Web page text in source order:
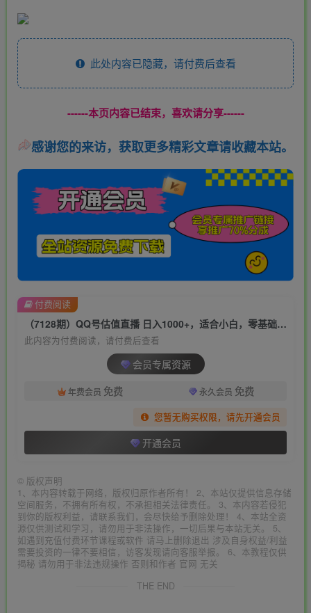
此处内容已隐藏，请付费后查看
------本页内容已结束，喜欢请分享------
感谢您的来访，获取更多精彩文章请收藏本站。
（7128期）QQ号估值直播 日入1000+，适合小白，零基础零投入【附完整软件 + 视频教…
此内容为付费阅读，请付费后查看
会员专属资源
年费会员 免费 永久会员 免费
您暂无购买权限，请先开通会员
开通会员
付费阅读
© 版权声明
1、本内容转载于网络，版权归原作者所有！ 2、本站仅提供信息存储
空间服务，不拥有所有权，不承担相关法律责任。 3、本内容若侵犯
到你的版权利益，请联系我们，会尽快给予删除处理！ 4、本站全资
源仅供测试和学习，请勿用于非法操作，一切后果与本站无关。 5、
如遇到充值付费环节课程或软件 请马上删除退出 涉及自身权益/利益
需要投资的一律不要相信，访客发现请向客服举报。 6、本教程仅供
揭秘 请勿用于非法违规操作 否则和作者 官网 无关
THE END